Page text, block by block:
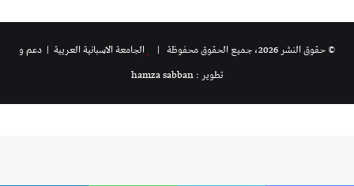
© حقوق النشر 2026، جميع الحقوق محفوظة | الجامعة الاسبانية العريية | دعم و
تطوير : hamza sabban